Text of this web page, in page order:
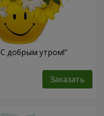
добрым утром!"
Заказать